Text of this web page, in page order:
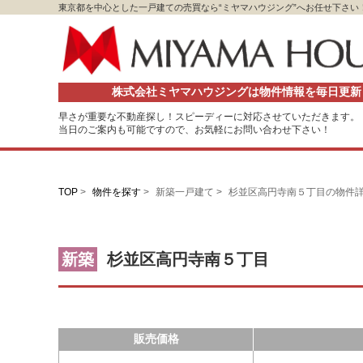
東京都を中心とした一戸建ての売買なら“ミヤマハウジング”へお任せ下さい
株式会社ミヤマハウジングは物件情報を毎日更
早さが重要な不動産探し！スピーディーに対応させていただきます。
当日のご案内も可能ですので、お気軽にお問い合わせ下さい！
TOP > 物件を探す > 新築一戸建て > 杉並区高円寺南５丁目の物件
新築 杉並区高円寺南５丁目
販売価格